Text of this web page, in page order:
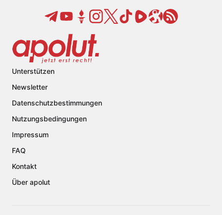
Unterstützen
Newsletter
Datenschutzbestimmungen
Nutzungsbedingungen
Impressum
FAQ
Kontakt
Über apolut